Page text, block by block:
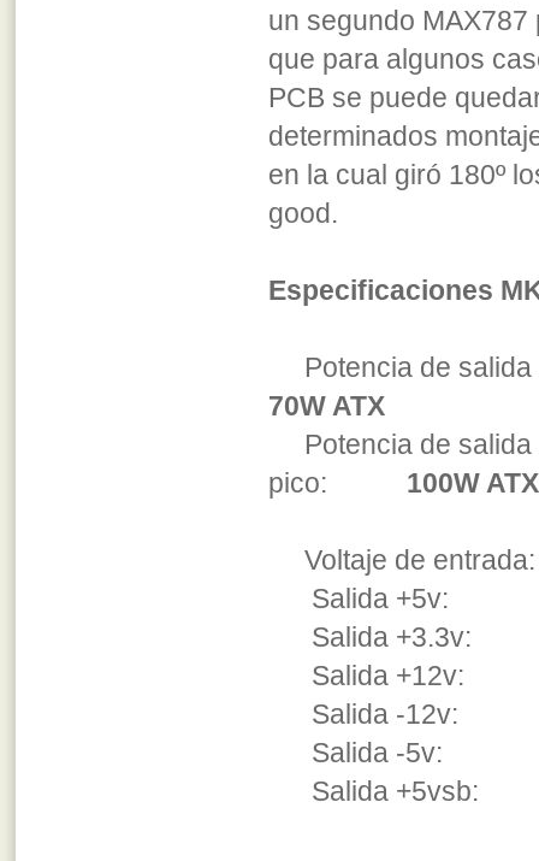
un segundo
que para algunos
PCB se puede
determinados
en la cual giró 180º
good.
Especificaciones
Potencia de salida
70W ATX
Potencia de salida
pico: 100W ATX
Voltaje de
Salida +5v: 5A
Salida +3.3v:
Salida +12v:
Salida -12v:
Salida -5v:
Salida